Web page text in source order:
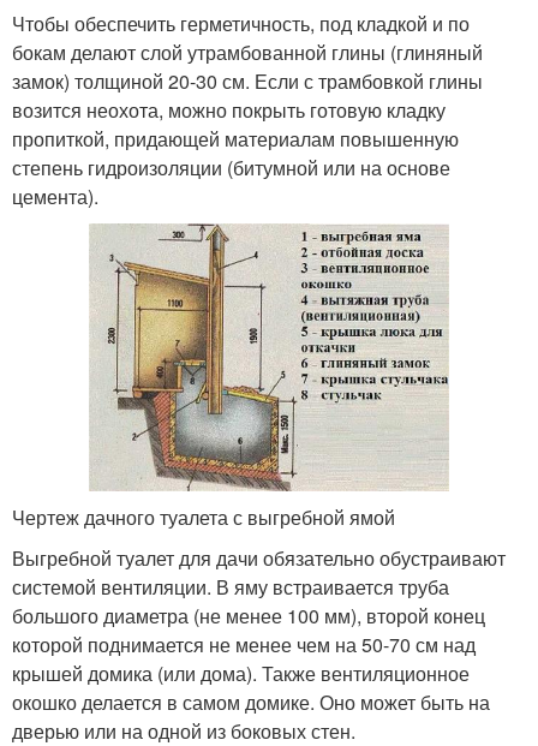
Чтобы обеспечить герметичность, под кладкой и по
бокам делают слой утрамбованной глины (глиняный
замок) толщиной 20-30 см. Если с трамбовкой глины
возится неохота, можно покрыть готовую кладку
пропиткой, придающей материалам повышенную
степень гидроизоляции (битумной или на основе
цемента).
Чертеж дачного туалета с выгребной ямой
Выгребной туалет для дачи обязательно обустраивают
системой вентиляции. В яму встраивается труба
большого диаметра (не менее 100 мм), второй конец
которой поднимается не менее чем на 50-70 см над
крышей домика (или дома). Также вентиляционное
окошко делается в самом домике. Оно может быть на
дверью или на одной из боковых стен.